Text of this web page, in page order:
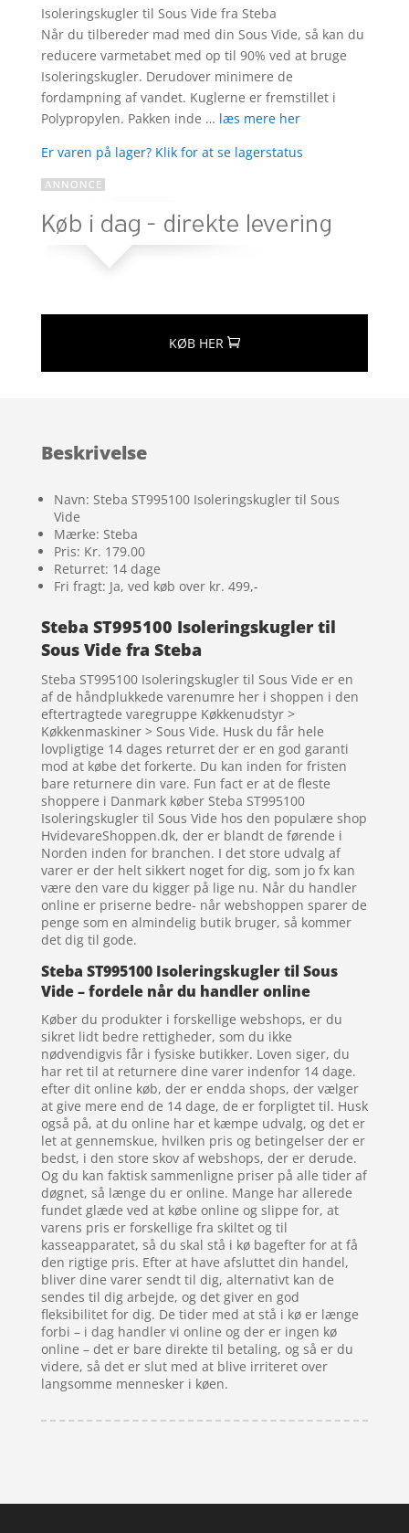
som4.3
ud af 5
baseret
på
kundebedø
mmelser
Isoleringskugler til Sous Vide fra Steba
Når du tilbereder mad med din Sous Vide, så kan du
reducere varmetabet med op til 90% ved at bruge
Isoleringskugler. Derudover minimere de
fordampning af vandet. Kuglerne er fremstillet i
Polypropylen. Pakken inde … læs mere her
Er varen på lager? Klik for at se lagerstatus
KØB HER
Beskrivelse
Navn: Steba ST995100 Isoleringskugler til Sous
Vide
Mærke: Steba
Pris: Kr. 179.00
Returret: 14 dage
Fri fragt: Ja, ved køb over kr. 499,-
Steba ST995100 Isoleringskugler til
Sous Vide fra Steba
Steba ST995100 Isoleringskugler til Sous Vide er en
af de håndplukkede varenumre her i shoppen i den
eftertragtede varegruppe Køkkenudstyr >
Køkkenmaskiner > Sous Vide. Husk du får hele
lovpligtige 14 dages returret der er en god garanti
mod at købe det forkerte. Du kan inden for fristen
bare returnere din vare. Fun fact er at de fleste
shoppere i Danmark køber Steba ST995100
Isoleringskugler til Sous Vide hos den populære shop
HvidevareShoppen.dk, der er blandt de førende i
Norden inden for branchen. I det store udvalg af
varer er der helt sikkert noget for dig, som jo fx kan
være den vare du kigger på lige nu. Når du handler
online er priserne bedre- når webshoppen sparer de
penge som en almindelig butik bruger, så kommer
det dig til gode.
Steba ST995100 Isoleringskugler til Sous
Vide – fordele når du handler online
Køber du produkter i forskellige webshops, er du
sikret lidt bedre rettigheder, som du ikke
nødvendigvis får i fysiske butikker. Loven siger, du
har ret til at returnere dine varer indenfor 14 dage.
efter dit online køb, der er endda shops, der vælger
at give mere end de 14 dage, de er forpligtet til. Husk
også på, at du online har et kæmpe udvalg, og det er
let at gennemskue, hvilken pris og betingelser der er
bedst, i den store skov af webshops, der er derude.
Og du kan faktisk sammenligne priser på alle tider af
døgnet, så længe du er online. Mange har allerede
fundet glæde ved at købe online og slippe for, at
varens pris er forskellige fra skiltet og til
kasseapparatet, så du skal stå i kø bagefter for at få
den rigtige pris. Efter at have afsluttet din handel,
bliver dine varer sendt til dig, alternativt kan de
sendes til dig arbejde, og det giver en god
fleksibilitet for dig. De tider med at stå i kø er længe
forbi – i dag handler vi online og der er ingen kø
online – det er bare direkte til betaling, og så er du
videre, så det er slut med at blive irriteret over
langsomme mennesker i køen.